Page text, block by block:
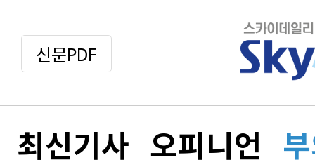
신문PDF
최신기사 오피니언